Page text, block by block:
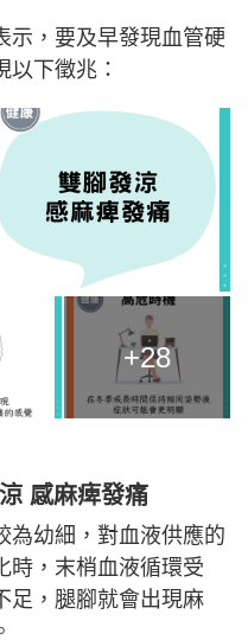
示，要及早發現血管硬
下徵兆：
+28
感麻痺發痛
為幼細，對血液供應的
時，末梢血液循環受
足，腿腳就會出現麻